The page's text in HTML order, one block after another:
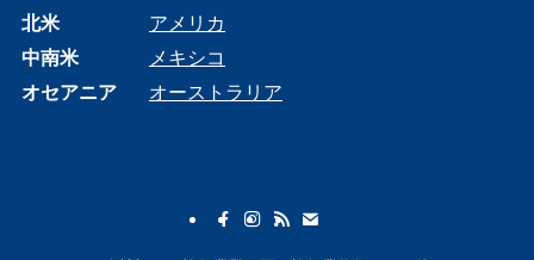
北米
アメリカ
中南米
メキシコ
オセアニア
オーストラリア